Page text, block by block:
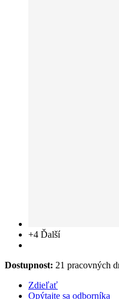
+4 Ďalší
Dostupnost: 21 pracovných
Zdieľať
Opýtajte sa odborníka